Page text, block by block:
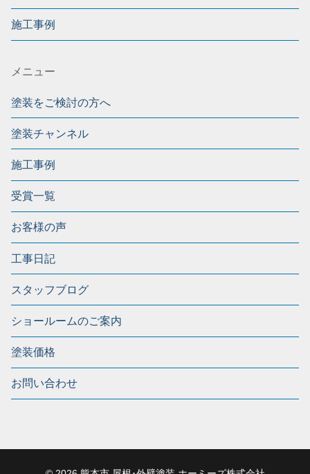
施工事例
メニュー
塗装をご検討の方へ
塗装チャンネル
施工事例
受賞一覧
お客様の声
工事日記
スタッフブログ
ショールームのご案内
塗装価格
お問い合わせ